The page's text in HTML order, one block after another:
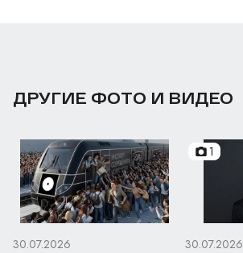
ДРУГИЕ ФОТО И ВИДЕО
30.07.2026
1
30.07.2026